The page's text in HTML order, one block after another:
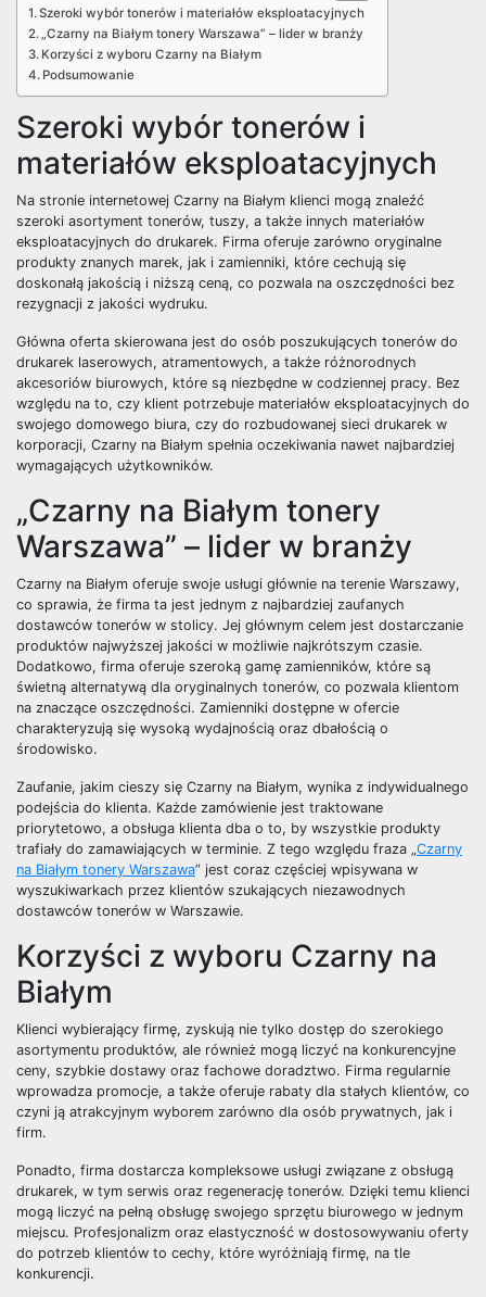
Szeroki wybór tonerów i materiałów eksploatacyjnych
„Czarny na Białym tonery Warszawa” – lider w branży
Korzyści z wyboru Czarny na Białym
Podsumowanie
Szeroki wybór tonerów i
materiałów eksploatacyjnych
Na stronie internetowej Czarny na Białym klienci mogą znaleźć
szeroki asortyment tonerów, tuszy, a także innych materiałów
eksploatacyjnych do drukarek. Firma oferuje zarówno oryginalne
produkty znanych marek, jak i zamienniki, które cechują się
doskonałą jakością i niższą ceną, co pozwala na oszczędności bez
rezygnacji z jakości wydruku.
Główna oferta skierowana jest do osób poszukujących tonerów do
drukarek laserowych, atramentowych, a także różnorodnych
akcesoriów biurowych, które są niezbędne w codziennej pracy. Bez
względu na to, czy klient potrzebuje materiałów eksploatacyjnych do
swojego domowego biura, czy do rozbudowanej sieci drukarek w
korporacji, Czarny na Białym spełnia oczekiwania nawet najbardziej
wymagających użytkowników.
„Czarny na Białym tonery
Warszawa” – lider w branży
Czarny na Białym oferuje swoje usługi głównie na terenie Warszawy,
co sprawia, że firma ta jest jednym z najbardziej zaufanych
dostawców tonerów w stolicy. Jej głównym celem jest dostarczanie
produktów najwyższej jakości w możliwie najkrótszym czasie.
Dodatkowo, firma oferuje szeroką gamę zamienników, które są
świetną alternatywą dla oryginalnych tonerów, co pozwala klientom
na znaczące oszczędności. Zamienniki dostępne w ofercie
charakteryzują się wysoką wydajnością oraz dbałością o
środowisko.
Zaufanie, jakim cieszy się Czarny na Białym, wynika z indywidualnego
podejścia do klienta. Każde zamówienie jest traktowane
priorytetowo, a obsługa klienta dba o to, by wszystkie produkty
trafiały do zamawiających w terminie. Z tego względu fraza „Czarny
na Białym tonery Warszawa” jest coraz częściej wpisywana w
wyszukiwarkach przez klientów szukających niezawodnych
dostawców tonerów w Warszawie.
Korzyści z wyboru Czarny na
Białym
Klienci wybierający firmę, zyskują nie tylko dostęp do szerokiego
asortymentu produktów, ale również mogą liczyć na konkurencyjne
ceny, szybkie dostawy oraz fachowe doradztwo. Firma regularnie
wprowadza promocje, a także oferuje rabaty dla stałych klientów, co
czyni ją atrakcyjnym wyborem zarówno dla osób prywatnych, jak i
firm.
Ponadto, firma dostarcza kompleksowe usługi związane z obsługą
drukarek, w tym serwis oraz regenerację tonerów. Dzięki temu klienci
mogą liczyć na pełną obsługę swojego sprzętu biurowego w jednym
miejscu. Profesjonalizm oraz elastyczność w dostosowywaniu oferty
do potrzeb klientów to cechy, które wyróżniają firmę, na tle
konkurencji.